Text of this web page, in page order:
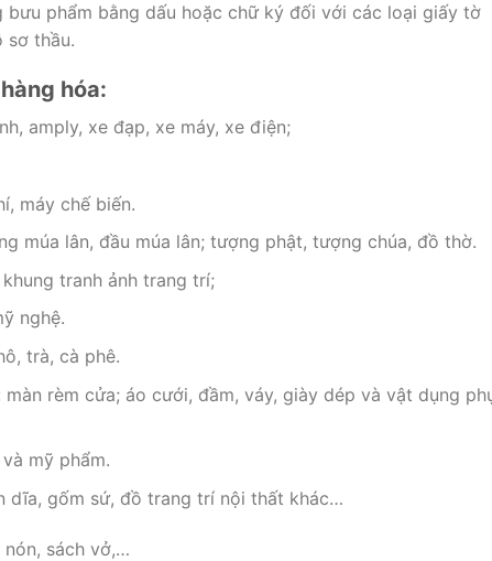
bưu phẩm bằng dấu hoặc chữ ký đối với các loại giấy tờ
sơ thầu.
hóa:
amply, xe đạp, xe máy, xe điện;
máy chế biến.
múa lân, đầu múa lân; tượng phật, tượng chúa, đồ thờ.
tranh ảnh trang trí;
nghệ.
trà, cà phê.
rèm cửa; áo cưới, đầm, váy, giày dép và vật dụng
mỹ phẩm.
dĩa, gốm sứ, đồ trang trí nội thất khác…
nón, sách vở,…